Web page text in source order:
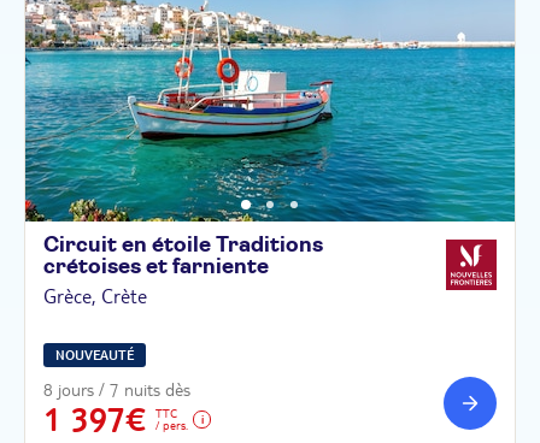
Circuit en étoile Traditions
crétoises et farniente
Grèce, Crète
NOUVEAUTÉ
8 jours / 7 nuits dès
1 397€
TTC
/ pers.